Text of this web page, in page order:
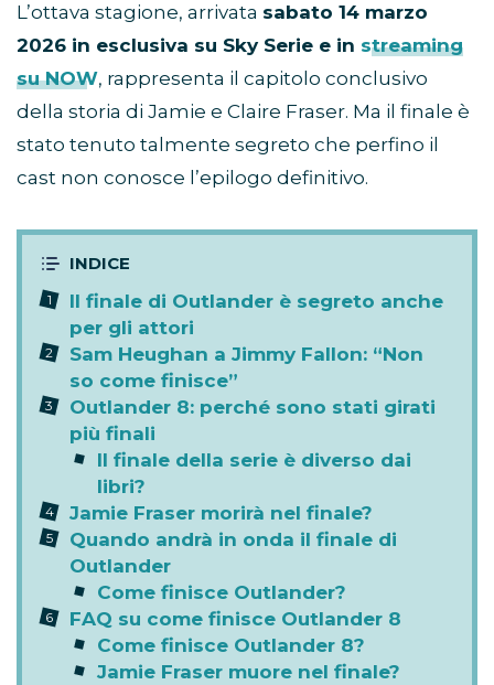
L’ottava stagione, arrivata sabato 14 marzo
2026 in esclusiva su Sky Serie e in streaming
su NOW, rappresenta il capitolo conclusivo
della storia di Jamie e Claire Fraser. Ma il finale è
stato tenuto talmente segreto che perfino il
cast non conosce l’epilogo definitivo.
Il finale di Outlander è segreto anche
per gli attori
Sam Heughan a Jimmy Fallon: “Non
so come finisce”
Outlander 8: perché sono stati girati
più finali
Il finale della serie è diverso dai
libri?
Jamie Fraser morirà nel finale?
Quando andrà in onda il finale di
Outlander
Come finisce Outlander?
FAQ su come finisce Outlander 8
Come finisce Outlander 8?
Jamie Fraser muore nel finale?